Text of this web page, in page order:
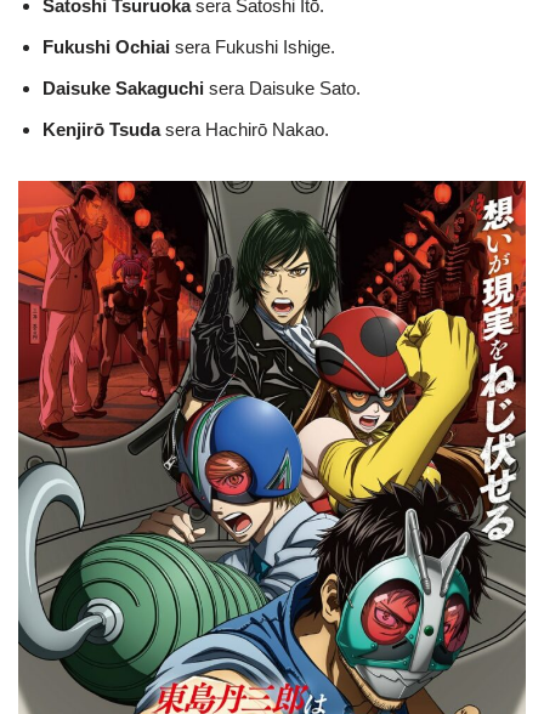
Satoshi Tsuruokasera Satoshi Itō.
Fukushi Ochiai sera Fukushi Ishige.
Daisuke Sakaguchi sera Daisuke Sato.
Kenjirō Tsudasera Hachirō Nakao.